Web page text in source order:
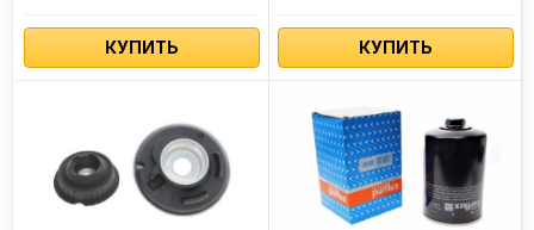
КУПИТЬ КУПИТЬ